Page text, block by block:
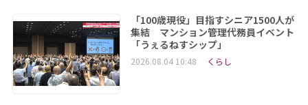
「100歳現役」目指すシニア1500人が
集結 マンション管理代務員イベント
「うぇるねすシップ」
2026.08.04 10:48 くらし